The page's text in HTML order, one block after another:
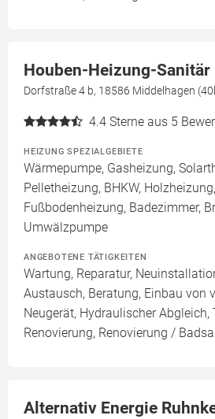
Houben-Heizung-Sanitär
Dorfstraße 4 b, 18586 Middelhagen
4.4 Sterne aus 5
HEIZUNG SPEZIALGEBIETE
Wärmepumpe, Gasheizung,
Pelletheizung, BHKW,
Fußbodenheizung, Badezimmer,
Umwälzpumpe
ANGEBOTENE TÄTIGKEITEN
Wartung, Reparatur,
Austausch, Beratung, Einbau von
Neugerät, Hydraulischer Abgleich,
Renovierung, Renovierung /
Alternativ Energie